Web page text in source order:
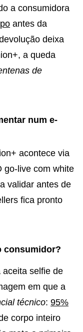
a consumidora
antes da
deixa
a queda
de
num e-
acontece via
go-live com white
validar antes de
fica pronto
consumidor?
aceita selfie de
em que a
técnico: 95%
corpo inteiro